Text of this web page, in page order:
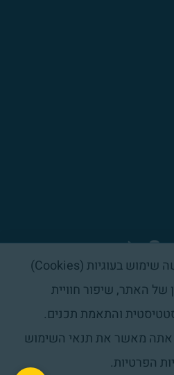
בשימוש באתר זה נעשה שימוש בעוגיות (Cookies)
של האתר, שיפור חוויית
והתאמת תכנים.
מאשר את תנאי השימוש
הפרטיות.